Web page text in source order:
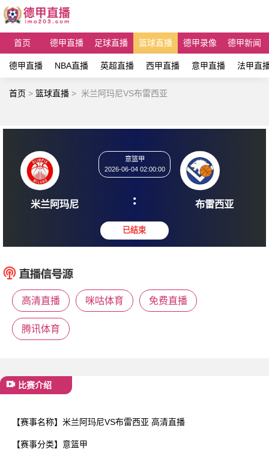
首页 德甲直播 足球直播 篮球直播 德甲录像 德甲新闻
德甲直播 NBA直播 英超直播 西甲直播 意甲直播 法甲直
首页 > 篮球直播 > 米兰阿玛尼VS布雷西亚
米兰阿玛尼
2026-06-04 02:00:00
: 布雷
高清直播 咪咕体育 免费直播
腾讯体育
比赛介绍
【赛事名称】 米兰阿玛尼VS布雷西亚 高清直播
【赛事分类】 意篮甲